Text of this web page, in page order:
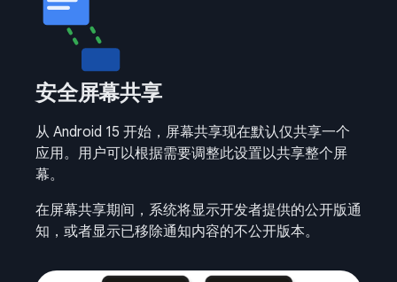
安全屏幕共享
从 Android 15 开始，屏幕共享现在默认仅共享一个
应用。用户可以根据需要调整此设置以共享整个屏
幕。
在屏幕共享期间，系统将显示开发者提供的公开版通
知，或者显示已移除通知内容的不公开版本。